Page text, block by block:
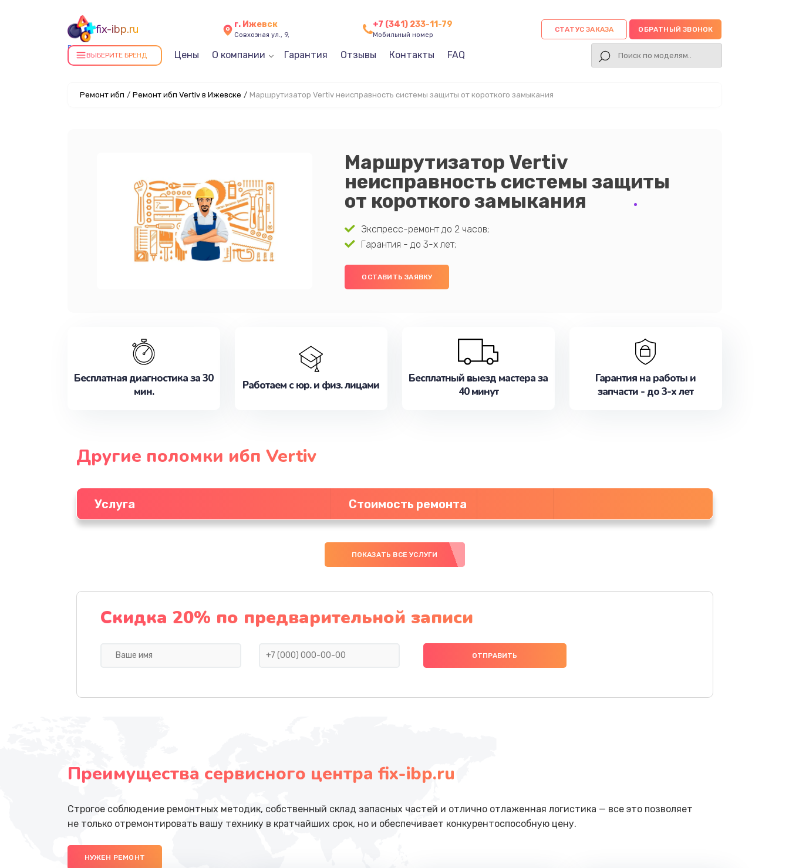
fix-ibp.ru
Ремонт ИБП в Ижевске
г. Ижевск
Совхозная ул., 9,
+7 (341) 233-11-79
Мобильный номер
СТАТУС ЗАКАЗА ОБРАТНЫЙ ЗВОНОК
ВЫБЕРИТЕ БРЕНД Цены О компании Гарантия Отзывы Контакты FAQ
Ремонт ибп / Ремонт ибп Vertiv в Ижевске / Маршрутизатор Vertiv неисправность системы защиты от короткого замыкания
Маршрутизатор Vertiv
неисправность системы защиты
от короткого замыкания
Экспресс-ремонт до 2 часов;
Гарантия - до 3-х лет;
ОСТАВИТЬ ЗАЯВКУ
Бесплатная диагностика за 30
мин.
Работаем с юр. и физ. лицами
Бесплатный выезд мастера за
40 минут
Гарантия на работы и
запчасти - до 3-х лет
Другие поломки ибп Vertiv
Услуга Стоимость ремонта
ПОКАЗАТЬ ВСЕ УСЛУГИ
Скидка 20% по предварительной записи
Преимущества сервисного центра fix-ibp.ru
Строгое соблюдение ремонтных методик, собственный склад запасных частей и отлично отлаженная логистика — все это позволяет
не только отремонтировать вашу технику в кратчайших срок, но и обеспечивает конкурентоспособную цену.
НУЖЕН РЕМОНТ